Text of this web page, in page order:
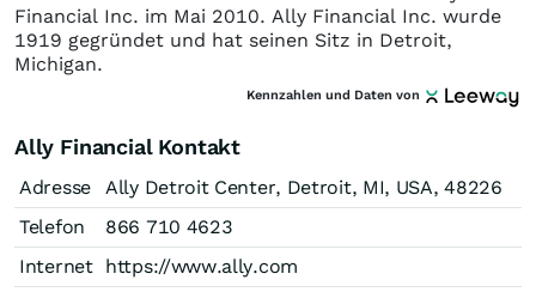
Financial Inc. im Mai 2010. Ally Financial Inc. wurde
1919 gegründet und hat seinen Sitz in Detroit,
Michigan.
Kennzahlen und Daten von
Ally Financial Kontakt
Adresse
Ally Detroit Center, Detroit, MI, USA, 48226
Telefon
866 710 4623
Internet https://www.ally.com